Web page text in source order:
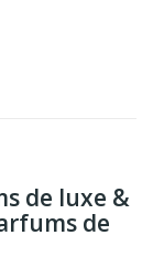
de luxe &
de